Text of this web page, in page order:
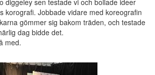
diggeley sen testade vi och bollade ideer
korografi. Jobbade vidare med koreografin
gömmer sig bakom träden, och testade
dag bidde det.
med.